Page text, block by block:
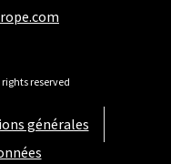
générales
rights reserved